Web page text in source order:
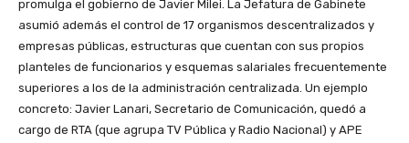
promulga el gobierno de Javier Milei. La Jefatura de Gabinete
asumió además el control de 17 organismos descentralizados y
empresas públicas, estructuras que cuentan con sus propios
planteles de funcionarios y esquemas salariales frecuentemente
superiores a los de la administración centralizada. Un ejemplo
concreto: Javier Lanari, Secretario de Comunicación, quedó a
cargo de RTA (que agrupa TV Pública y Radio Nacional) y APE